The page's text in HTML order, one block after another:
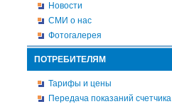
Новости
СМИ о нас
Фотогалерея
ПОТРЕБИТЕЛЯМ
Тарифы и цены
Передача показаний счетчика